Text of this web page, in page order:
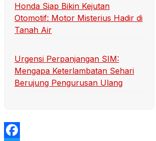
Honda Siap Bikin Kejutan
Otomotif: Motor Misterius Hadir di
Tanah Air
Urgensi Perpanjangan SIM:
Mengapa Keterlambatan Sehari
Berujung Pengurusan Ulang